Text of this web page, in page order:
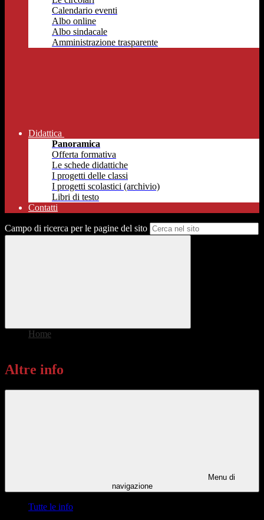
Calendario eventi
Albo online
Albo sindacale
Amministrazione trasparente
Didattica
Panoramica
Offerta formativa
Le schede didattiche
I progetti delle classi
I progetti scolastici (archivio)
Libri di testo
Contatti
Campo di ricerca per le pagine del sito
Home
Altre info
Menu di
navigazione
Tutte le info